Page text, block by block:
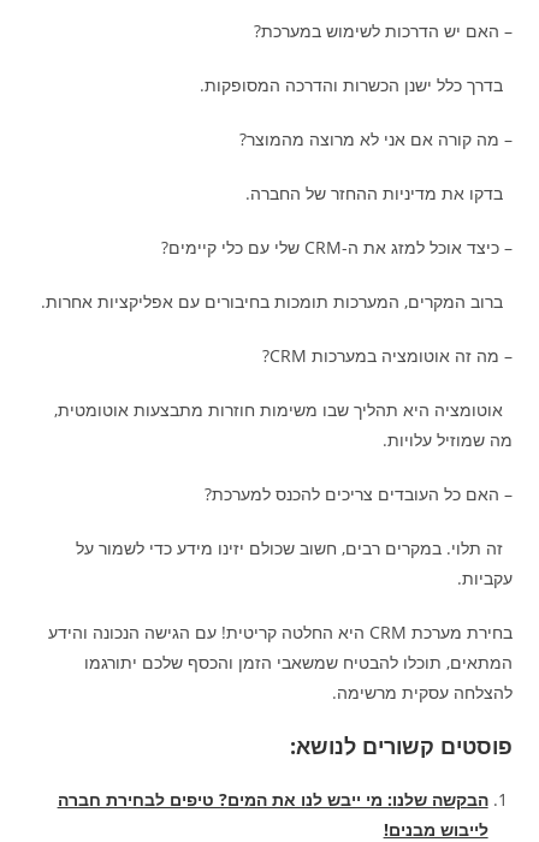
– האם יש הדרכות לשימוש במערכת?
בדרך כלל ישנן הכשרות והדרכה המסופקות.
– מה קורה אם אני לא מרוצה מהמוצר?
בדקו את מדיניות ההחזר של החברה.
– כיצד אוכל למזג את ה-CRM שלי עם כלי קיימים?
ברוב המקרים, המערכות תומכות בחיבורים עם אפליקציות אחרות.
– מה זה אוטומציה במערכות CRM?
אוטומציה היא תהליך שבו משימות חוזרות מתבצעות אוטומטית,
מה שמוזיל עלויות.
– האם כל העובדים צריכים להכנס למערכת?
זה תלוי. במקרים רבים, חשוב שכולם יזינו מידע כדי לשמור על
עקביות.
בחירת מערכת CRM היא החלטה קריטית! עם הגישה הנכונה והידע
המתאים, תוכלו להבטיח שמשאבי הזמן והכסף שלכם יתורגמו
להצלחה עסקית מרשימה.
פוסטים קשורים לנושא:
הבקשה שלנו: מי ייבש לנו את המים? טיפים לבחירת חברה
לייבוש מבנים!